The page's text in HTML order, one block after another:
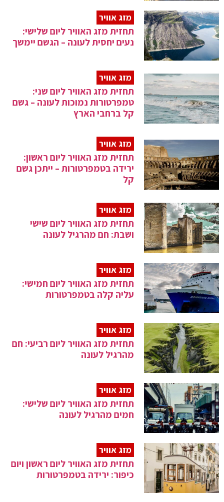
מזג אוויר
תחזית מזג האוויר ליום שלישי:
נעים יחסית לעונה – הגשם יימשך
מזג אוויר
תחזית מזג האוויר ליום שני:
טמפרטורות נמוכות לעונה – גשם
קל ברחבי הארץ
מזג אוויר
תחזית מזג האוויר ליום ראשון:
ירידה בטמפרטורות – ייתכן גשם
קל
מזג אוויר
תחזית מזג האוויר ליום שישי
ושבת: חם מהרגיל לעונה
מזג אוויר
תחזית מזג האוויר ליום חמישי:
עליה קלה בטמפרטורות
מזג אוויר
תחזית מזג האוויר ליום רביעי: חם
מהרגיל לעונה
מזג אוויר
תחזית מזג האוויר ליום שלישי:
חמים מהרגיל לעונה
מזג אוויר
תחזית מזג האוויר ליום ראשון ויום
כיפור: ירידה בטמפרטורות